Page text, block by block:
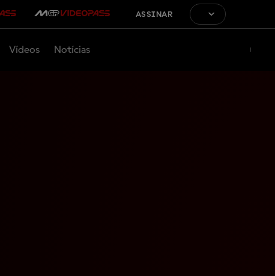
ASSINAR
Vídeos Notícias